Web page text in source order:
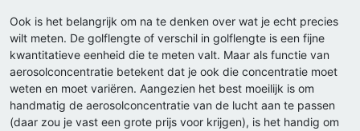
Ook is het belangrijk om na te denken over wat je echt precies
wilt meten. De golflengte of verschil in golflengte is een fijne
kwantitatieve eenheid die te meten valt. Maar als functie van
aerosolconcentratie betekent dat je ook die concentratie moet
weten en moet variëren. Aangezien het best moeilijk is om
handmatig de aerosolconcentratie van de lucht aan te passen
(daar zou je vast een grote prijs voor krijgen), is het handig om